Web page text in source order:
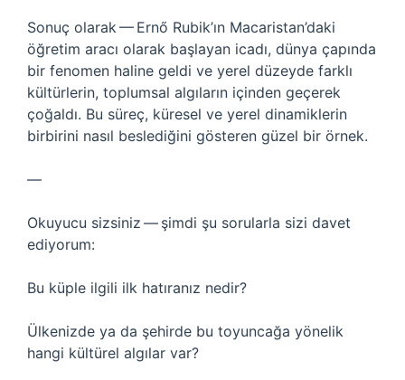
Sonuç olarak — Ernő Rubik’ın Macaristan’daki
öğretim aracı olarak başlayan icadı, dünya çapında
bir fenomen haline geldi ve yerel düzeyde farklı
kültürlerin, toplumsal algıların içinden geçerek
çoğaldı. Bu süreç, küresel ve yerel dinamiklerin
birbirini nasıl beslediğini gösteren güzel bir örnek.
—
Okuyucu sizsiniz — şimdi şu sorularla sizi davet
ediyorum:
Bu küple ilgili ilk hatıranız nedir?
Ülkenizde ya da şehirde bu toyuncağa yönelik
hangi kültürel algılar var?